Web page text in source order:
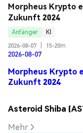
Morpheus Krypto
Zukunft 2024
Anfänger
KI
2026-08-07
15-20m
2026-08-07
Morpheus Krypto
Zukunft 2024
Asteroid Shiba
Mehr